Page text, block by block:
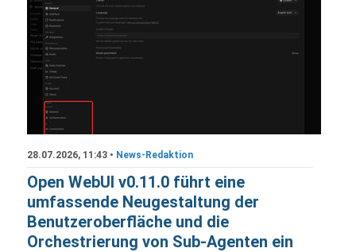
28.07.2026, 11:43 • News-Redaktion
Open WebUI v0.11.0 führt eine
umfassende Neugestaltung der
Benutzeroberfläche und die
Orchestrierung von Sub-Agenten ein